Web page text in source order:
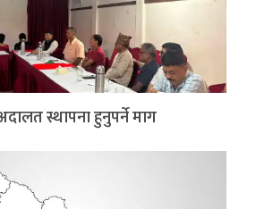
स्थापना हुनुपर्ने माग